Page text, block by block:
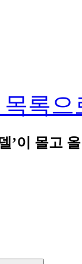
목록으
’이 몰고